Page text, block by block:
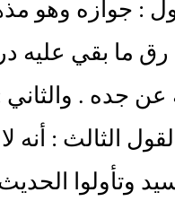
: جوازه
ما بقي عليه
. والثاني :
الثالث : أنه
وتأولوا